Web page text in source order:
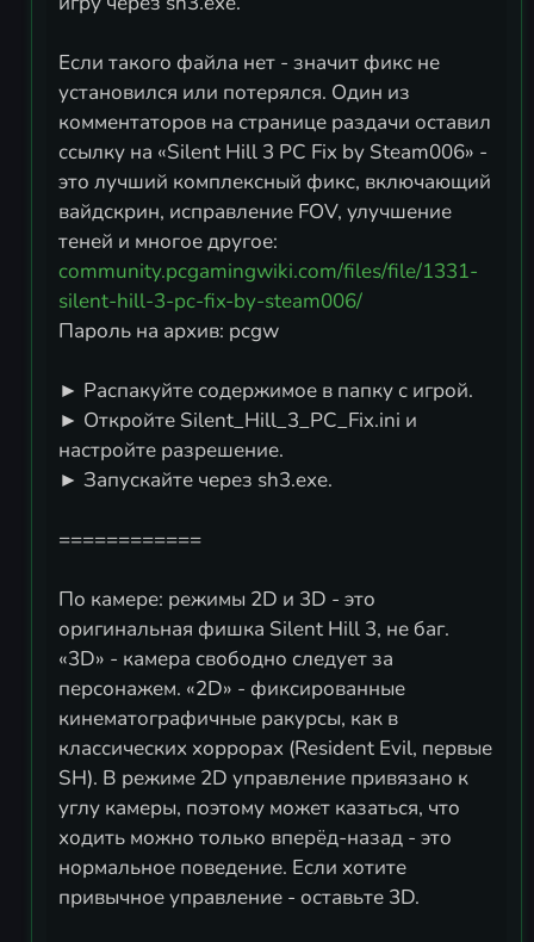
Если такого файла нет - значит фикс не
установился или потерялся. Один из
комментаторов на странице раздачи оставил
ссылку на «Silent Hill 3 PC Fix by Steam006» -
это лучший комплексный фикс, включающий
вайдскрин, исправление FOV, улучшение
community.pcgamingwiki.com/files/file/1331-
silent-hill-3-pc-fix-by-steam006/
Пароль на архив: pcgw
► Распакуйте содержимое в папку с игрой.
► Откройте Silent_Hill_3_PC_Fix.ini и
настройте разрешение.
► Запускайте через sh3.exe.
============
По камере: режимы 2D и 3D - это
оригинальная фишка Silent Hill 3, не баг.
«3D» - камера свободно следует за
персонажем. «2D» - фиксированные
кинематографичные ракурсы, как в
классических хоррорах (Resident Evil, первые
SH). В режиме 2D управление привязано к
углу камеры, поэтому может казаться, что
ходить можно только вперёд-назад - это
нормальное поведение. Если хотите
привычное управление - оставьте 3D.